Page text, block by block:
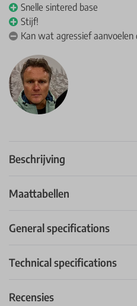
Snelle sintered base
Stijf!
Kan wat agressief
Beschrijving
Maattabellen
General specifications
Technical specifications
Recensies